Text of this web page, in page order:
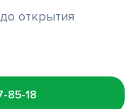
до открытия
85-18